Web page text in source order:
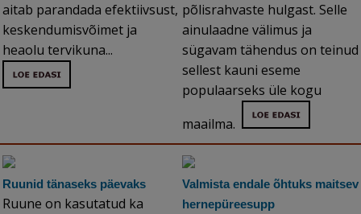
aitab parandada efektiivsust,
keskendumisvõimet ja
heaolu tervikuna...
põlisrahvaste hulgast. Selle
ainulaadne välimus ja
sügavam tähendus on teinud
sellest kauni eseme
populaarseks üle kogu
maailma.
Ruunid tänaseks päevaks
Ruune on kasutatud ka
Valmista endale õhtuks maitsev
hernepüreesupp